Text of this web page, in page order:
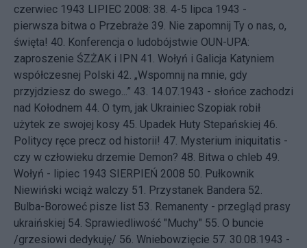
czerwiec 1943 LIPIEC 2008: 38. 4-5 lipca 1943 -
pierwsza bitwa o Przebraże 39. Nie zapomnij Ty o nas, o,
święta! 40. Konferencja o ludobójstwie OUN-UPA:
zaproszenie ŚZŻAK i IPN 41. Wołyń i Galicja Katyniem
współczesnej Polski 42. „Wspomnij na mnie, gdy
przyjdziesz do swego...” 43. 14.07.1943 - słońce zachodzi
nad Kołodnem 44. O tym, jak Ukrainiec Szopiak robił
użytek ze swojej kosy 45. Upadek Huty Stepańskiej 46.
Politycy ręce precz od historii! 47. Mysterium iniquitatis -
czy w człowieku drzemie Demon? 48. Bitwa o chleb 49.
Wołyń - lipiec 1943 SIERPIEŃ 2008 50. Pułkownik
Niewiński wciąż walczy 51. Przystanek Bandera 52.
Bulba-Boroweć pisze list 53. Remanenty - przegląd prasy
ukraińskiej 54. Sprawiedliwość "Muchy" 55. O buncie
/grzesiowi dedykuję/ 56. Wniebowzięcie 57. 30.08.1943 -